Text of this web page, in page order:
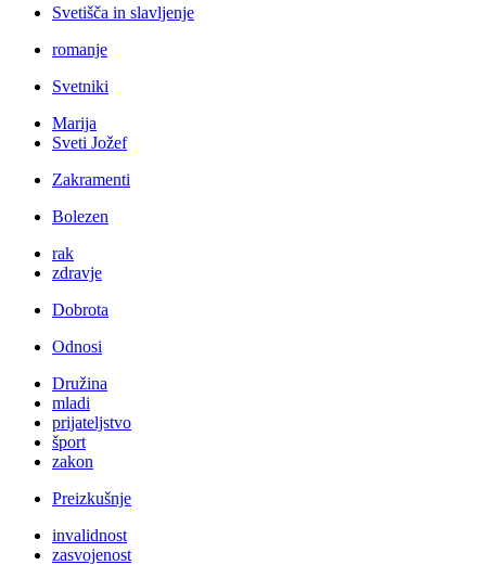
Svetišča in slavljenje
romanje
Svetniki
Marija
Sveti Jožef
Zakramenti
Bolezen
rak
zdravje
Dobrota
Odnosi
Družina
mladi
prijateljstvo
šport
zakon
Preizkušnje
invalidnost
zasvojenost